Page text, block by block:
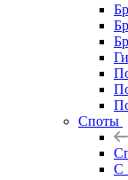
Споты
С